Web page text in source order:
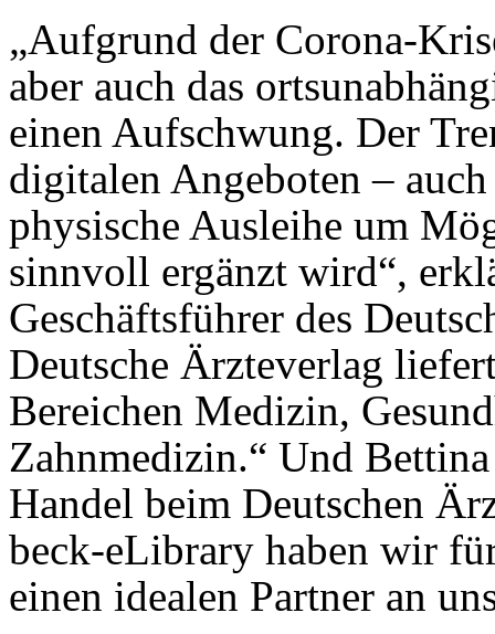
„Aufgrund der Corona-
aber auch das
einen Aufschwung. Der
digitalen Angeboten –
physische Ausleihe um
sinnvoll ergänzt wird“,
Geschäftsführer des
Deutsche Ärzteverlag
Bereichen Medizin,
Zahnmedizin.“ Und
Handel beim Deutschen
beck-eLibrary haben wir
einen idealen Partner an